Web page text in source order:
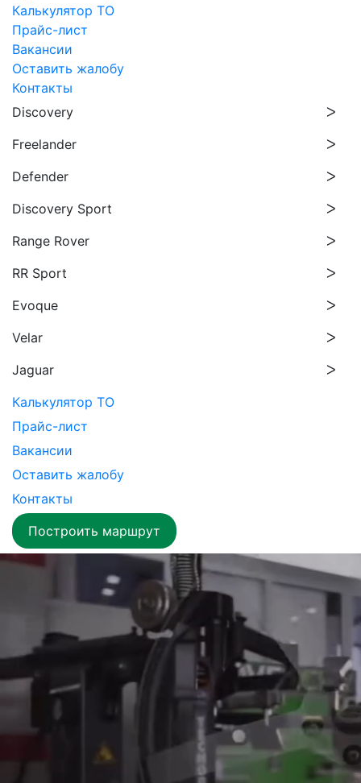
Калькулятор ТО
Прайс-лист
Вакансии
Оставить жалобу
Контакты
Discovery
Freelander
Defender
Discovery Sport
Range Rover
RR Sport
Evoque
Velar
Jaguar
Калькулятор ТО
Прайс-лист
Вакансии
Оставить жалобу
Контакты
Построить маршрут